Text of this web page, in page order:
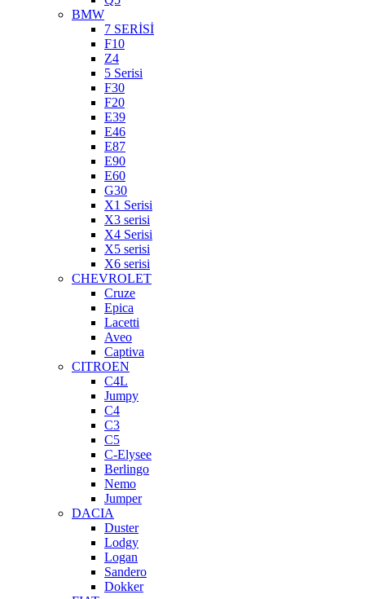
BMW
7 SERİSİ
F10
Z4
5 Serisi
F30
F20
E39
E46
E87
E90
E60
G30
X1 Serisi
X3 serisi
X4 Serisi
X5 serisi
X6 serisi
CHEVROLET
Cruze
Epica
Lacetti
Aveo
Captiva
CITROEN
C4L
Jumpy
C4
C3
C5
C-Elysee
Berlingo
Nemo
Jumper
DACIA
Duster
Lodgy
Logan
Sandero
Dokker